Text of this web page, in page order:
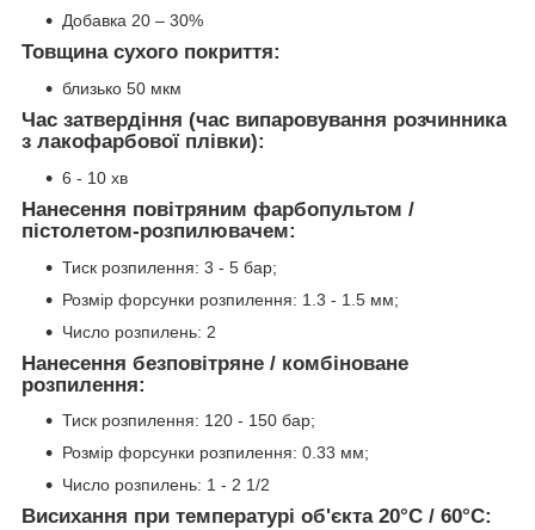
Добавка 20 – 30%
Товщина сухого покриття:
близько 50 мкм
Час затвердіння (час випаровування розчинника
з лакофарбової плівки):
6 - 10 хв
Нанесення повітряним фарбопультом /
пістолетом-розпилювачем:
Тиск розпилення: 3 - 5 бар;
Розмір форсунки розпилення: 1.3 - 1.5 мм;
Число розпилень: 2
Нанесення безповітряне / комбіноване
розпилення:
Тиск розпилення: 120 - 150 бар;
Розмір форсунки розпилення: 0.33 мм;
Число розпилень: 1 - 2 1/2
Висихання при температурі об'єкта 20°C / 60°C: